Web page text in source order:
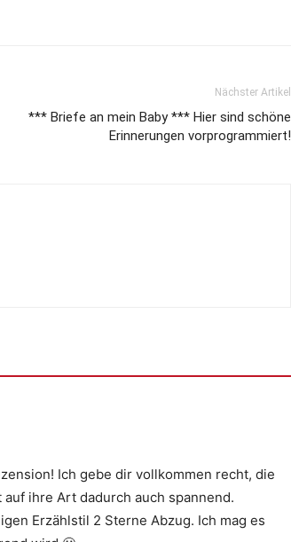
Nächster Artikel
*** Briefe an mein Baby *** Hier sind schöne
Erinnerungen vorprogrammiert!
Ich gebe dir vollkommen recht, die
ihre Art dadurch auch spannend.
Erzählstil 2 Sterne Abzug. Ich mag es